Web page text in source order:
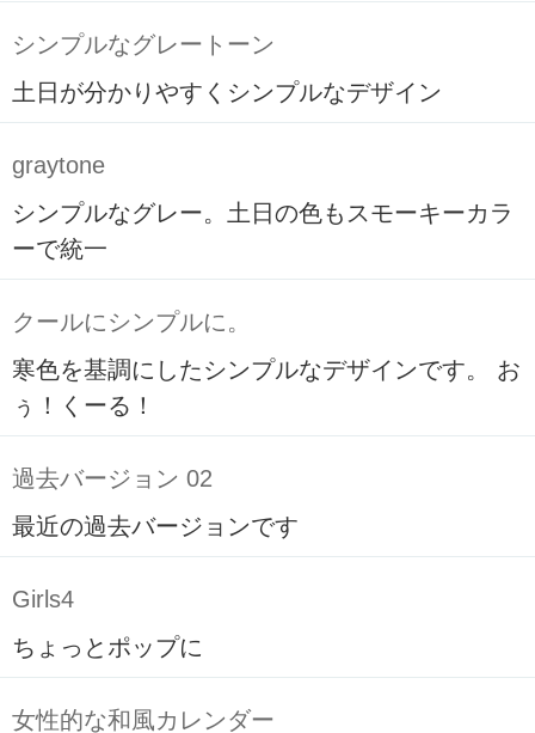
シンプルなグレートーン
土日が分かりやすくシンプルなデザイン
graytone
シンプルなグレー。土日の色もスモーキーカラ
ーで統一
クールにシンプルに。
寒色を基調にしたシンプルなデザインです。 お
ぅ！くーる！
過去バージョン 02
最近の過去バージョンです
Girls4
ちょっとポップに
女性的な和風カレンダー